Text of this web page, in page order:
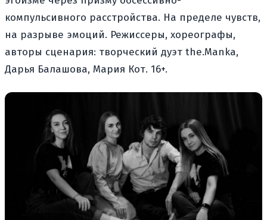
компульсивного расстройства. На пределе чувств,
на разрыве эмоций. Режиссеры, хореографы,
авторы сценария: творческий дуэт the.Manka,
Дарья Балашова, Мария Кот. 16+.